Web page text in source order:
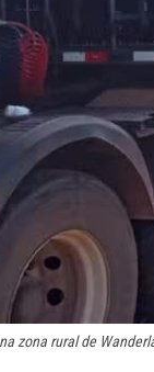
zona rural de